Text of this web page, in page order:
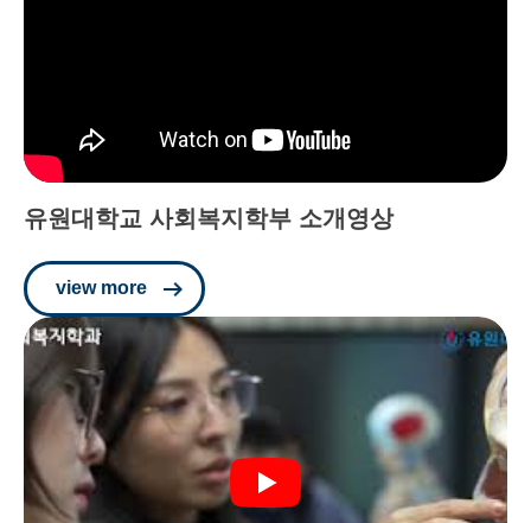
유원대학교 사회복지학부 소개영상
view more